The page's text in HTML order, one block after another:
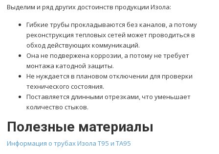
Выделим и ряд других достоинств продукции Изола:
Гибкие трубы прокладываются без каналов, а потому
реконструкция тепловых сетей может проводиться в
обход действующих коммуникаций.
Она не подвержена коррозии, а потому не требует
монтажа катодной защиты.
Не нуждается в плановом отключении для проверки
технического состояния.
Поставляется длинными отрезками, что уменьшает
количество стыков.
Полезные материалы
Информация о трубах Изола Т95 и ТА95